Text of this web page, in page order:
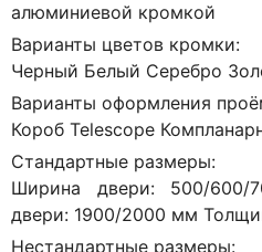
алюминиевой кромкой
Варианты цветов кромки:
Черный Белый Серебро
Варианты оформления
Короб Telescope
Стандартные размеры:
Ширина двери: 500/600/
двери: 1900/2000 мм
Нестандартные размеры: